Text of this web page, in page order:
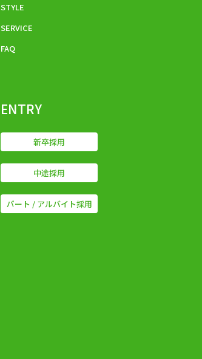
STYLE
SERVICE
FAQ
ENTRY
新卒採用
中途採用
パート /アルバイト採用